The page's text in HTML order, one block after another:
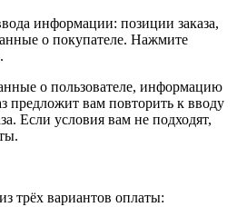
информации: позиции заказа,
о покупателе. Нажмите
о пользователе, информацию
предложит вам повторить к вводу
Если условия вам не подходят,
трёх вариантов оплаты: